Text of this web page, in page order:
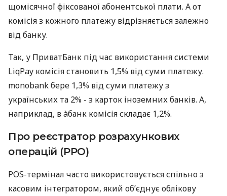
щомісячної фіксованої абонентської плати. А от
комісія з кожного платежу відрізняється залежно
від банку.
Так, у ПриватБанк під час використання системи
LiqPay комісія становить 1,5% від суми платежу.
monobank бере 1,3% від суми платежу з
українських та 2% - з карток іноземних банків. А,
наприклад, в àбанк комісія складає 1,2%.
Про реєстратор розрахункових
операцій (РРО)
POS-термінал часто використовується спільно з
касовим інтегратором, який об’єднує облікову